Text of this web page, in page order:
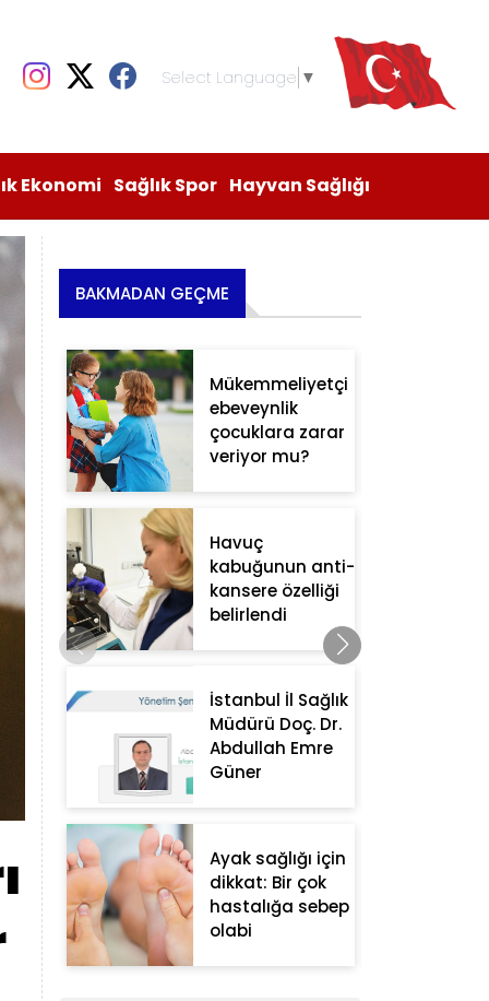
Select Language ▼
Ekonomi Sağlık Spor Hayvan Sağlığı
BAKMADAN GEÇME
Mükemmeliyetçi
ebeveynlik
çocuklara zarar
veriyor mu?
Havuç
kabuğunun anti-
kansere özelliği
belirlendi
İstanbul İl Sağlık
Müdürü Doç. Dr.
Abdullah Emre
Güner
Ayak sağlığı için
dikkat: Bir çok
hastalığa sebep
olabi